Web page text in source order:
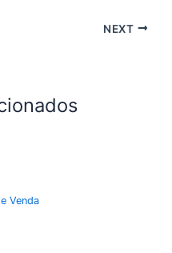
NEXT
Venda